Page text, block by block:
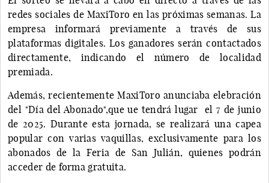
redes sociales de MaxiToro en las próximas semanas. La
empresa informará previamente a través de sus
plataformas digitales. Los ganadores serán contactados
directamente, indicando el número de localidad
premiada.
Además, recientemente MaxiToro anunciaba elebración
del "Día del Abonado",que ue tendrá lugar el 7 de junio
de 2025. Durante esta jornada, se realizará una capea
popular con varias vaquillas, exclusivamente para los
abonados de la Feria de San Julián, quienes podrán
acceder de forma gratuita.